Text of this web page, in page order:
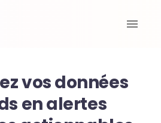
vos données
en alertes